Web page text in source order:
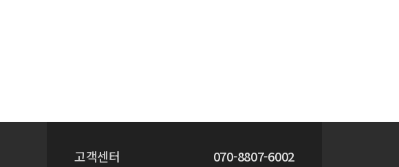
고객센터 070-8807-6002